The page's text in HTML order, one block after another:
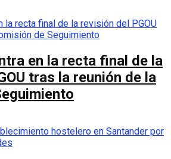
en la recta final de la
tras la reunión de la